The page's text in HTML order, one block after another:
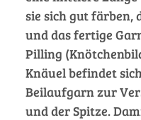
sie sich gut färben,
und das fertige
Pilling
Knäuel befindet
Beilaufgarn zur
und der Spitze.